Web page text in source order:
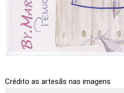
Crédito as artesãs nas imagens